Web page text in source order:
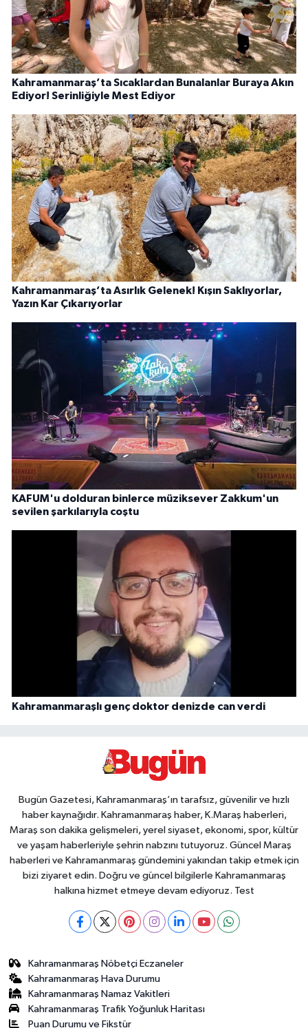
Kahramanmaraş’ta Sıcaklardan Bunalanlar Buraya Akın
Ediyor! Serinliğiyle Mest Ediyor
Kahramanmaraş’ta Asırlık Gelenek! Kışın Saklıyorlar,
Yazın Kar Çıkarıyorlar
KAFUM'u dolduran binlerce müziksever Zakkum'un
sevilen şarkılarıyla coştu
Kahramanmaraşlı genç doktor denizde can verdi
Bugün Gazetesi, Kahramanmaraş’ın tarafsız, güvenilir ve hızlı
haber kaynağıdır. Kahramanmaraş haber, K.Maraş haberleri,
Maraş son dakika gelişmeleri, yerel siyaset, ekonomi, spor, kültür
ve yaşam haberleriyle şehrin nabzını tutuyoruz. Güncel Maraş
haberleri ve Kahramanmaraş gündemini yakından takip etmek için
bizi ziyaret edin. Doğru ve güncel bilgilerle Kahramanmaraş
halkına hizmet etmeye devam ediyoruz. Test
Kahramanmaraş Nöbetçi Eczaneler
Kahramanmaraş Hava Durumu
Kahramanmaraş Namaz Vakitleri
Kahramanmaraş Trafik Yoğunluk Haritası
Puan Durumu ve Fikstür